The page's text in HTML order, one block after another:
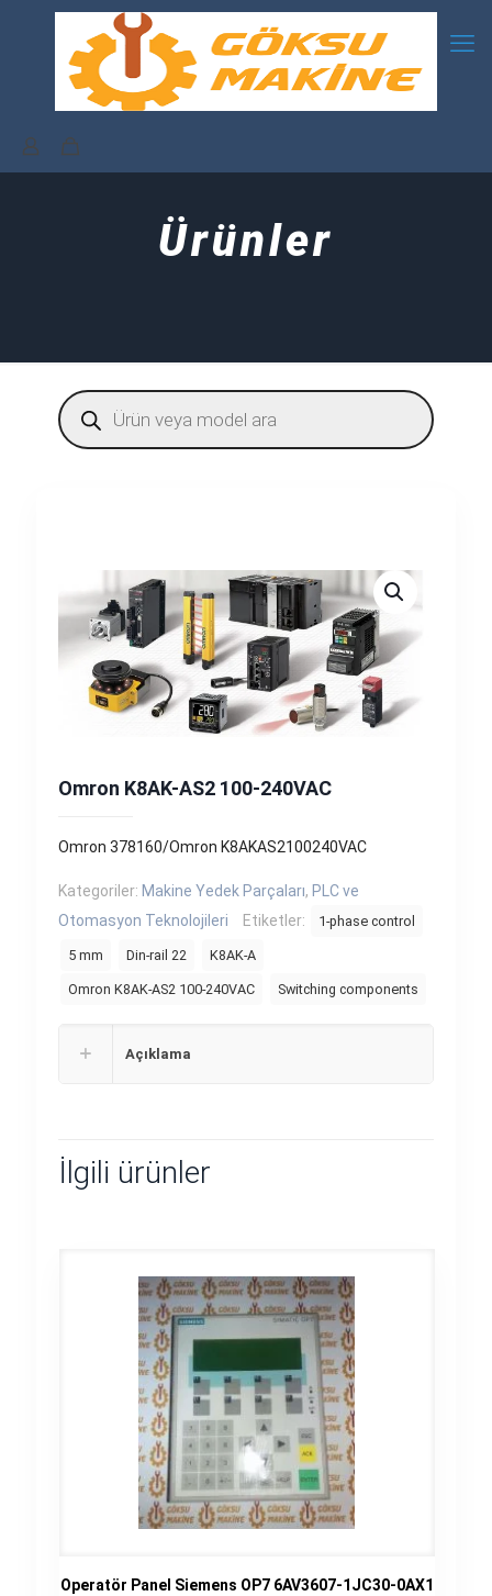
Ürünler
Products
search
Omron K8AK-AS2 100-240VAC
Omron 378160/Omron K8AKAS2100240VAC
Kategoriler: Makine Yedek Parçaları, PLC ve
Otomasyon Teknolojileri
Etiketler: 1-phase control
5 mm Din-rail 22 K8AK-A
Omron K8AK-AS2 100-240VAC Switching components
Açıklama
İlgili ürünler
Operatör Panel Siemens OP7 6AV3607-1JC30-0AX1